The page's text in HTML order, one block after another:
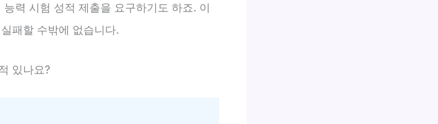
력 시험 성적 제출을 요구하기도 하죠. 이
패할 수밖에 없습니다.
있나요?